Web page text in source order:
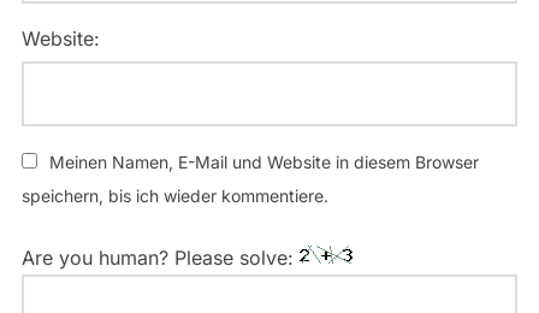
Website:
Meinen Namen, E-Mail und Website in diesem Browser
speichern, bis ich wieder kommentiere.
Are you human? Please solve: